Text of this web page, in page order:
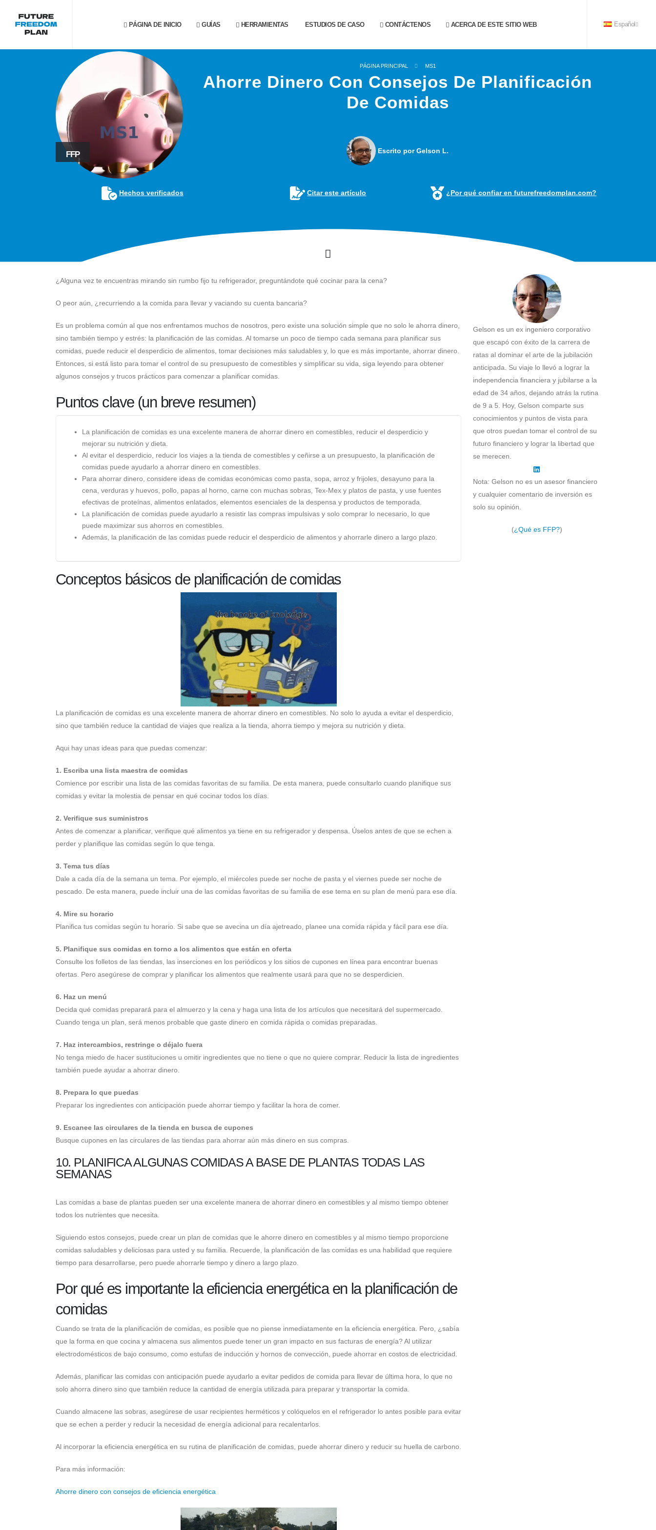
PÁGINA DE INICIO GUÍAS HERRAMIENTAS ESTUDIOS DE CASO CONTÁCTENOS ACERCA DE ESTE SITIO WEB Español
FFP
PÁGINA PRINCIPAL MS1
Ahorre Dinero Con Consejos De Planificación
De Comidas
Escrito por Gelson L.
Hechos verificados Citar este artículo ¿Por qué confiar en futurefreedomplan.com?
¿Alguna vez te encuentras mirando sin rumbo fijo tu refrigerador, preguntándote qué cocinar para la cena?
O peor aún, ¿recurriendo a la comida para llevar y vaciando su cuenta bancaria?
Es un problema común al que nos enfrentamos muchos de nosotros, pero existe una solución simple que no solo le ahorra dinero,
sino también tiempo y estrés: la planificación de las comidas. Al tomarse un poco de tiempo cada semana para planificar sus
comidas, puede reducir el desperdicio de alimentos, tomar decisiones más saludables y, lo que es más importante, ahorrar dinero.
Entonces, si está listo para tomar el control de su presupuesto de comestibles y simplificar su vida, siga leyendo para obtener
algunos consejos y trucos prácticos para comenzar a planificar comidas.
Puntos clave (un breve resumen)
La planificación de comidas es una excelente manera de ahorrar dinero en comestibles, reducir el desperdicio y
mejorar su nutrición y dieta.
Al evitar el desperdicio, reducir los viajes a la tienda de comestibles y ceñirse a un presupuesto, la planificación de
comidas puede ayudarlo a ahorrar dinero en comestibles.
Para ahorrar dinero, considere ideas de comidas económicas como pasta, sopa, arroz y frijoles, desayuno para la
cena, verduras y huevos, pollo, papas al horno, carne con muchas sobras, Tex-Mex y platos de pasta, y use fuentes
efectivas de proteínas, alimentos enlatados, elementos esenciales de la despensa y productos de temporada.
La planificación de comidas puede ayudarlo a resistir las compras impulsivas y solo comprar lo necesario, lo que
puede maximizar sus ahorros en comestibles.
Además, la planificación de las comidas puede reducir el desperdicio de alimentos y ahorrarle dinero a largo plazo.
Conceptos básicos de planificación de comidas
La planificación de comidas es una excelente manera de ahorrar dinero en comestibles. No solo lo ayuda a evitar el desperdicio,
sino que también reduce la cantidad de viajes que realiza a la tienda, ahorra tiempo y mejora su nutrición y dieta.
Aqui hay unas ideas para que puedas comenzar:
1. Escriba una lista maestra de comidas
Comience por escribir una lista de las comidas favoritas de su familia. De esta manera, puede consultarlo cuando planifique sus
comidas y evitar la molestia de pensar en qué cocinar todos los días.
2. Verifique sus suministros
Antes de comenzar a planificar, verifique qué alimentos ya tiene en su refrigerador y despensa. Úselos antes de que se echen a
perder y planifique las comidas según lo que tenga.
3. Tema tus días
Dale a cada día de la semana un tema. Por ejemplo, el miércoles puede ser noche de pasta y el viernes puede ser noche de
pescado. De esta manera, puede incluir una de las comidas favoritas de su familia de ese tema en su plan de menú para ese día.
4. Mire su horario
Planifica tus comidas según tu horario. Si sabe que se avecina un día ajetreado, planee una comida rápida y fácil para ese día.
5. Planifique sus comidas en torno a los alimentos que están en oferta
Consulte los folletos de las tiendas, las inserciones en los periódicos y los sitios de cupones en línea para encontrar buenas
ofertas. Pero asegúrese de comprar y planificar los alimentos que realmente usará para que no se desperdicien.
6. Haz un menú
Decida qué comidas preparará para el almuerzo y la cena y haga una lista de los artículos que necesitará del supermercado.
Cuando tenga un plan, será menos probable que gaste dinero en comida rápida o comidas preparadas.
7. Haz intercambios, restringe o déjalo fuera
No tenga miedo de hacer sustituciones u omitir ingredientes que no tiene o que no quiere comprar. Reducir la lista de ingredientes
también puede ayudar a ahorrar dinero.
8. Prepara lo que puedas
Preparar los ingredientes con anticipación puede ahorrar tiempo y facilitar la hora de comer.
9. Escanee las circulares de la tienda en busca de cupones
Busque cupones en las circulares de las tiendas para ahorrar aún más dinero en sus compras.
10. PLANIFICA ALGUNAS COMIDAS A BASE DE PLANTAS TODAS LAS
SEMANAS
Las comidas a base de plantas pueden ser una excelente manera de ahorrar dinero en comestibles y al mismo tiempo obtener
todos los nutrientes que necesita.
Siguiendo estos consejos, puede crear un plan de comidas que le ahorre dinero en comestibles y al mismo tiempo proporcione
comidas saludables y deliciosas para usted y su familia. Recuerde, la planificación de las comidas es una habilidad que requiere
tiempo para desarrollarse, pero puede ahorrarle tiempo y dinero a largo plazo.
Por qué es importante la eficiencia energética en la planificación de
comidas
Cuando se trata de la planificación de comidas, es posible que no piense inmediatamente en la eficiencia energética. Pero, ¿sabía
que la forma en que cocina y almacena sus alimentos puede tener un gran impacto en sus facturas de energía? Al utilizar
electrodomésticos de bajo consumo, como estufas de inducción y hornos de convección, puede ahorrar en costos de electricidad.
Además, planificar las comidas con anticipación puede ayudarlo a evitar pedidos de comida para llevar de última hora, lo que no
solo ahorra dinero sino que también reduce la cantidad de energía utilizada para preparar y transportar la comida.
Cuando almacene las sobras, asegúrese de usar recipientes herméticos y colóquelos en el refrigerador lo antes posible para evitar
que se echen a perder y reducir la necesidad de energía adicional para recalentarlos.
Al incorporar la eficiencia energética en su rutina de planificación de comidas, puede ahorrar dinero y reducir su huella de carbono.
Para más información:
Ahorre dinero con consejos de eficiencia energética
Gelson es un ex ingeniero corporativo
que escapó con éxito de la carrera de
ratas al dominar el arte de la jubilación
anticipada. Su viaje lo llevó a lograr la
independencia financiera y jubilarse a la
edad de 34 años, dejando atrás la rutina
de 9 a 5. Hoy, Gelson comparte sus
conocimientos y puntos de vista para
que otros puedan tomar el control de su
futuro financiero y lograr la libertad que
se merecen.
Nota: Gelson no es un asesor financiero
y cualquier comentario de inversión es
solo su opinión.
(¿Qué es FFP?)